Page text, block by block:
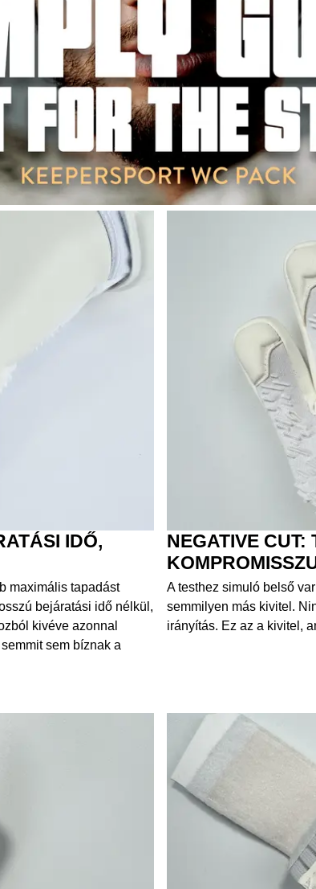
IDŐ,
maximális tapadást
bejáratási idő nélkül,
kivéve azonnal
sem bíznak a
NEGATIVE CUT:
A testhez simuló belső
semmilyen más kivitel.
irányítás. Ez az a kivitel,